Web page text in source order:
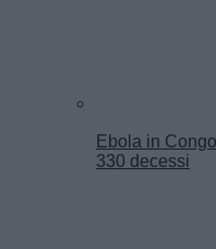
Ebola in
330 decessi